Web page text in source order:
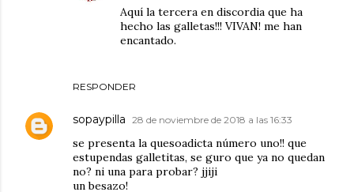
RESPONDER
Aquí la tercera en discordia que ha
hecho las galletas!!! VIVAN! me han
encantado.
sopaypilla 28 de noviembre de 2018 a las 16:33
se presenta la quesoadicta número uno!! que
estupendas galletitas, se guro que ya no quedan
no? ni una para probar? jjiji
un besazo!